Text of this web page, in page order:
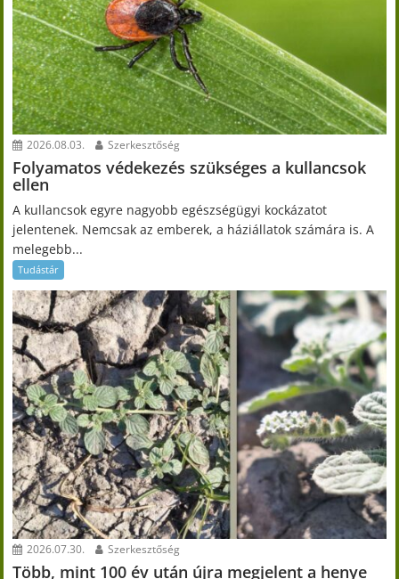
2026.08.03. Szerkesztőség
Folyamatos védekezés szükséges a kullancsok
ellen
A kullancsok egyre nagyobb egészségügyi kockázatot
jelentenek. Nemcsak az emberek, a háziállatok számára is. A
melegebb...
Tudástár
2026.07.30. Szerkesztőség
Több, mint 100 év után újra megjelent a henye